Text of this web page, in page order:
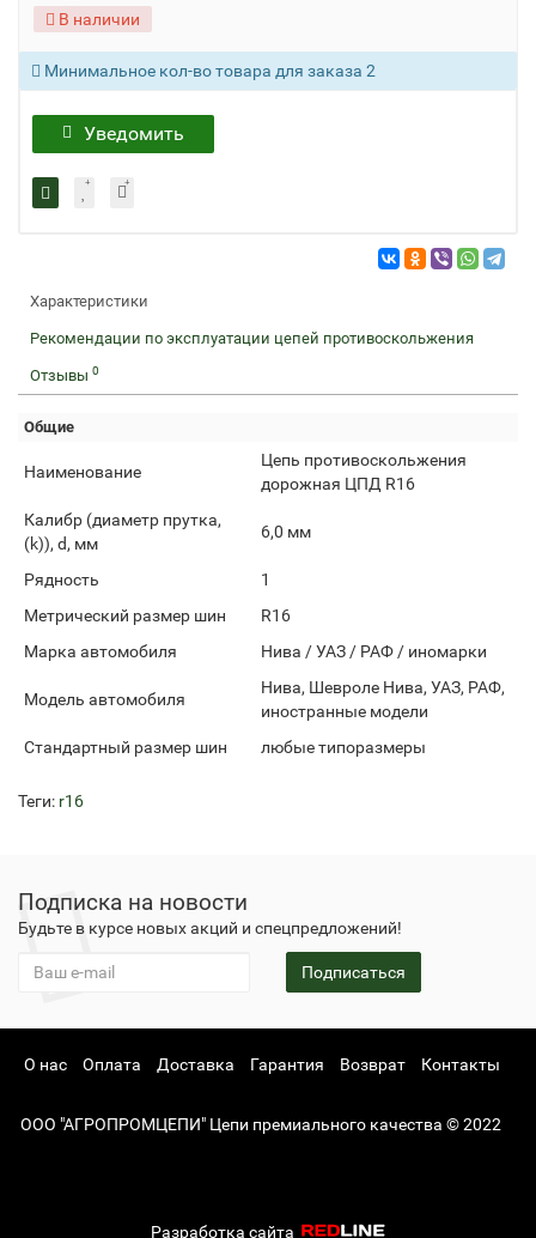
В наличии
Минимальное кол-во товара для заказа 2
Уведомить
Характеристики
Рекомендации по эксплуатации цепей противоскольжения
Отзывы 0
Общие
Наименование
Цепь противоскольжения
дорожная ЦПД R16
Калибр (диаметр прутка,
(k)), d, мм
6,0 мм
Рядность
1
Метрический размер шин
R16
Марка автомобиля
Нива / УАЗ / РАФ / иномарки
Модель автомобиля
Нива, Шевроле Нива, УАЗ, РАФ,
иностранные модели
Стандартный размер шин
любые типоразмеры
Теги: r16
Подписка на новости
Будьте в курсе новых акций и спецпредложений!
Подписаться
О нас Оплата Доставка Гарантия Возврат Контакты
ООО "АГРОПРОМЦЕПИ" Цепи премиального качества © 2022
Разработка сайта